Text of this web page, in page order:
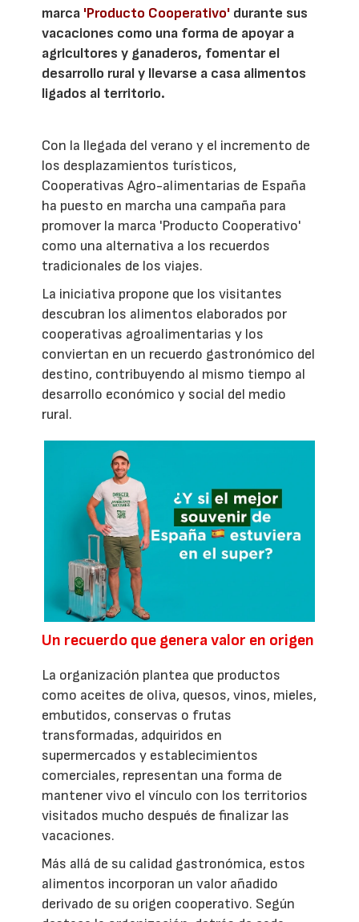
marca 'Producto Cooperativo' durante sus
vacaciones como una forma de apoyar a
agricultores y ganaderos, fomentar el
desarrollo rural y llevarse a casa alimentos
ligados al territorio.
Con la llegada del verano y el incremento de
los desplazamientos turísticos,
Cooperativas Agro-alimentarias de España
ha puesto en marcha una campaña para
promover la marca 'Producto Cooperativo'
como una alternativa a los recuerdos
tradicionales de los viajes.
La iniciativa propone que los visitantes
descubran los alimentos elaborados por
cooperativas agroalimentarias y los
conviertan en un recuerdo gastronómico del
destino, contribuyendo al mismo tiempo al
desarrollo económico y social del medio
rural.
Un recuerdo que genera valor en origen
La organización plantea que productos
como aceites de oliva, quesos, vinos, mieles,
embutidos, conservas o frutas
transformadas, adquiridos en
supermercados y establecimientos
comerciales, representan una forma de
mantener vivo el vínculo con los territorios
visitados mucho después de finalizar las
vacaciones.
Más allá de su calidad gastronómica, estos
alimentos incorporan un valor añadido
derivado de su origen cooperativo. Según